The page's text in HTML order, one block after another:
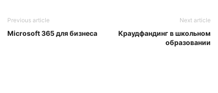
Previous article
Microsoft 365 для бизнеса
Next article
Краудфандинг в школьном
образовании